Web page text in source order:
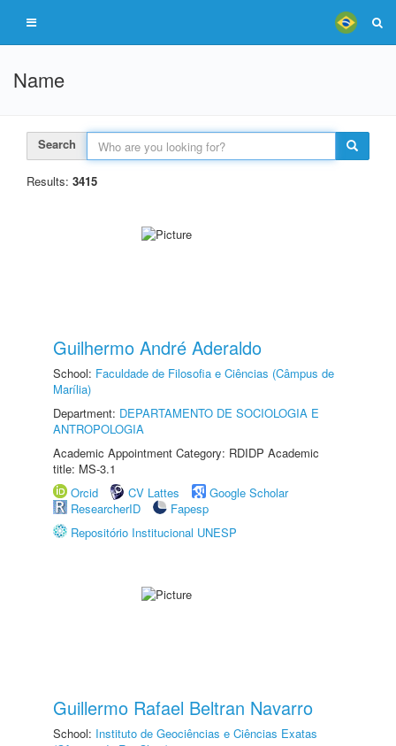
Name
Search
Results: 3415
Guilhermo André Aderaldo
School: Faculdade de Filosofia e Ciências (Câmpus de
Marília)
Department: DEPARTAMENTO DE SOCIOLOGIA E
ANTROPOLOGIA
Academic Appointment Category: RDIDP Academic
title: MS-3.1
Orcid
CV Lattes
Google Scholar
ResearcherID
Fapesp
Repositório Institucional UNESP
Guillermo Rafael Beltran Navarro
School: Instituto de Geociências e Ciências Exatas